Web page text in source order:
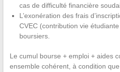
cas de difficulté financière
L’exonération des frais
CVEC (contribution vie
boursiers.
Le cumul bourse + emploi + aides
ensemble cohérent, à condition